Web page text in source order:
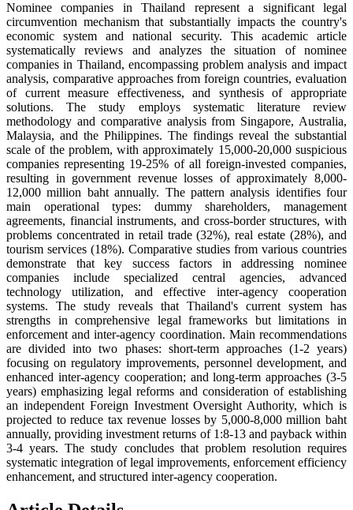
Nominee companies in Thailand represent a significant legal
circumvention mechanism that substantially impacts the country's
economic system and national security. This academic article
systematically reviews and analyzes the situation of nominee
companies in Thailand, encompassing problem analysis and impact
analysis, comparative approaches from foreign countries, evaluation
of current measure effectiveness, and synthesis of appropriate
solutions. The study employs systematic literature review
methodology and comparative analysis from Singapore, Australia,
Malaysia, and the Philippines. The findings reveal the substantial
scale of the problem, with approximately 15,000-20,000 suspicious
companies representing 19-25% of all foreign-invested companies,
resulting in government revenue losses of approximately 8,000-
12,000 million baht annually. The pattern analysis identifies four
main operational types: dummy shareholders, management
agreements, financial instruments, and cross-border structures, with
problems concentrated in retail trade (32%), real estate (28%), and
tourism services (18%). Comparative studies from various countries
demonstrate that key success factors in addressing nominee
companies include specialized central agencies, advanced
technology utilization, and effective inter-agency cooperation
systems. The study reveals that Thailand's current system has
strengths in comprehensive legal frameworks but limitations in
enforcement and inter-agency coordination. Main recommendations
are divided into two phases: short-term approaches (1-2 years)
focusing on regulatory improvements, personnel development, and
enhanced inter-agency cooperation; and long-term approaches (3-5
years) emphasizing legal reforms and consideration of establishing
an independent Foreign Investment Oversight Authority, which is
projected to reduce tax revenue losses by 5,000-8,000 million baht
annually, providing investment returns of 1:8-13 and payback within
3-4 years. The study concludes that problem resolution requires
systematic integration of legal improvements, enforcement efficiency
enhancement, and structured inter-agency cooperation.